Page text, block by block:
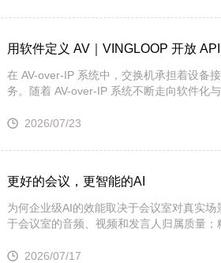
用软件定义 AV｜VINGLOOP 开放
在 AV-over-IP 系统中，交换机承担着设备
务。随着 AV-over-IP 系统不断走向软件化
2026/07/23
更好的会议，更智能的AI
为何企业级AI的效能取决于会议室对真实
于会议室的音频、视频和发言人归属质量
2026/07/17